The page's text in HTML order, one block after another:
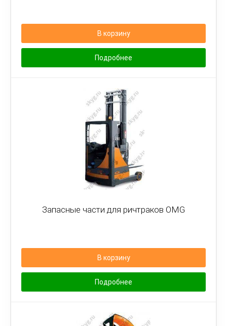
В корзину
Подробнее
Запасные части для ричтраков OMG
В корзину
Подробнее